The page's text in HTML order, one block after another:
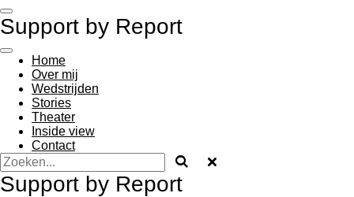
Ga
direct
naar
de
hoofdinhoud
Support by Report
Home
Over mij
Wedstrijden
Stories
Theater
Inside view
Contact
Support by Report